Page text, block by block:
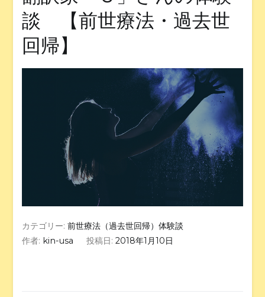
談 【前世療法・過去世
回帰】
カテゴリー:前世療法（過去世回帰）体験談
作者: kin-usa 投稿日: 2018年1月10日